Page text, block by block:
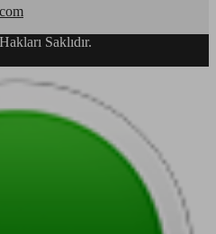
Saklıdır.